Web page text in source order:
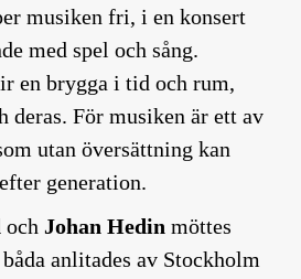
musiken fri, i en konsert
med spel och sång.
en brygga i tid och rum,
deras. För musiken är ett av
utan översättning kan
generation.
och Johan Hedin möttes
anlitades av Stockholm